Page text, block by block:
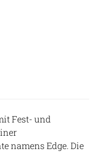
Fest- und
namens Edge. Die